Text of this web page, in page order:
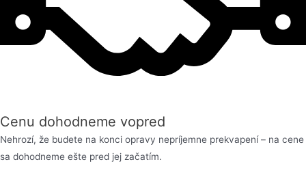
Cenu dohodneme vopred
Nehrozí, že budete na konci opravy nepríjemne prekvapení – na cene
sa dohodneme ešte pred jej začatím.